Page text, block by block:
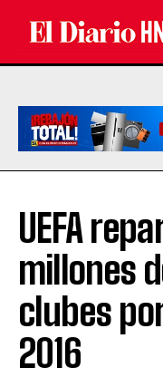
UEFA
millones
clubes
2016